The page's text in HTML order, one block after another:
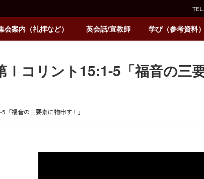
会案内（礼拝など） 英会話/宣教師 学び（参考資料）
Ⅰコリント15:1-5「福音の三
福音の三要素に物申す！」